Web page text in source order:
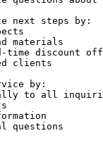
next steps by:
materials
time discount
clients
by:
to all
questions